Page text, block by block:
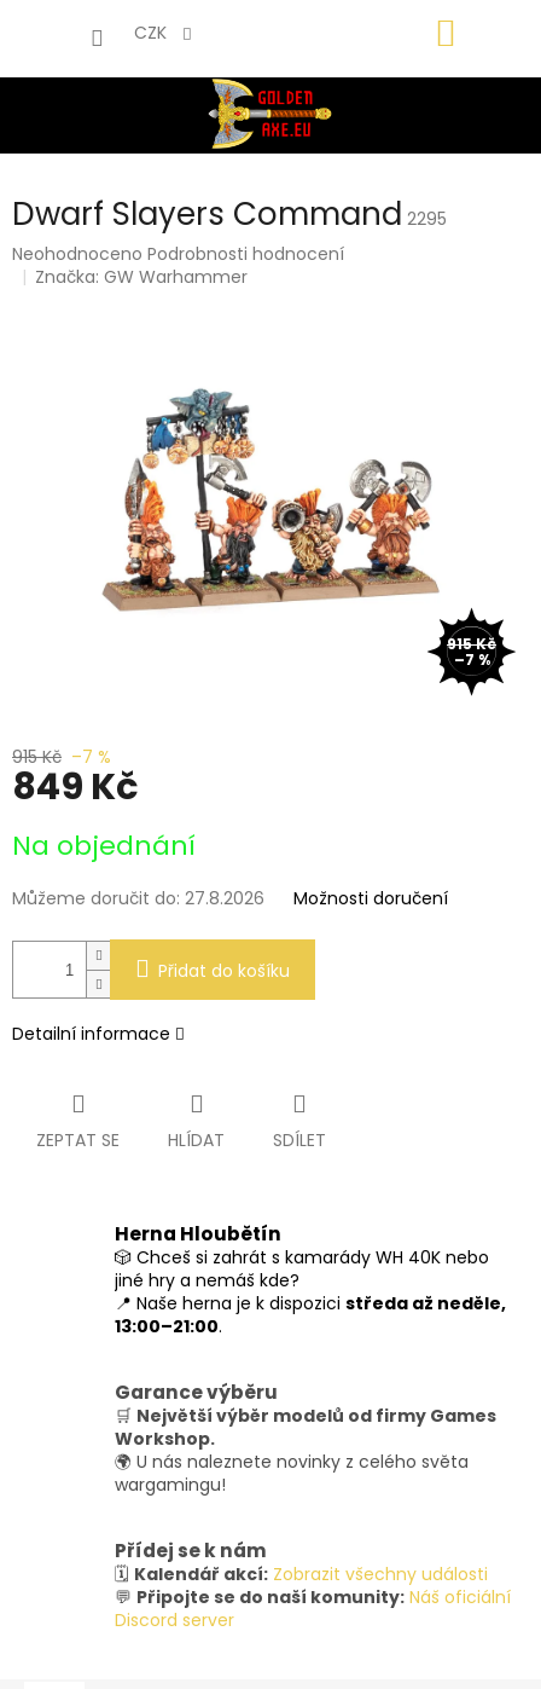
CZK
Dwarf Slayers Command 2295
Průměrné
hodnocení
Neohodnoceno Podrobnosti hodnocení
Značka:GW Warhammer
915 Kč
–7 %
915 Kč –7 %
849 Kč
cena:
Na objednání
Můžeme doručit do: 27.8.2026 Možnosti doručení
Přidat do košíku
Detailní informace
ZEPTAT SE HLÍDAT SDÍLET
Herna Hloubětín
🎲 Chceš si zahrát s kamarády WH 40K nebo
jiné hry a nemáš kde?
📍 Naše herna je k dispozici středa až neděle,
13:00–21:00.
Garance výběru
🛒 Největší výběr modelů od firmy Games
Workshop.
🌍 U nás naleznete novinky z celého světa
wargamingu!
Přídej se k nám
🗓️ Kalendář akcí: Zobrazit všechny události
💬 Připojte se do naší komunity: Náš oficiální
Discord server